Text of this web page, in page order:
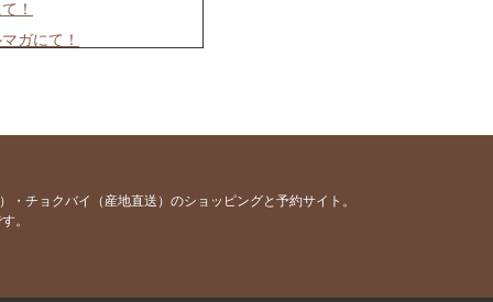
！
ガにて！
！
ガにて！
！
チョクバイ（産地直送）のショッピングと予約サイト。
。